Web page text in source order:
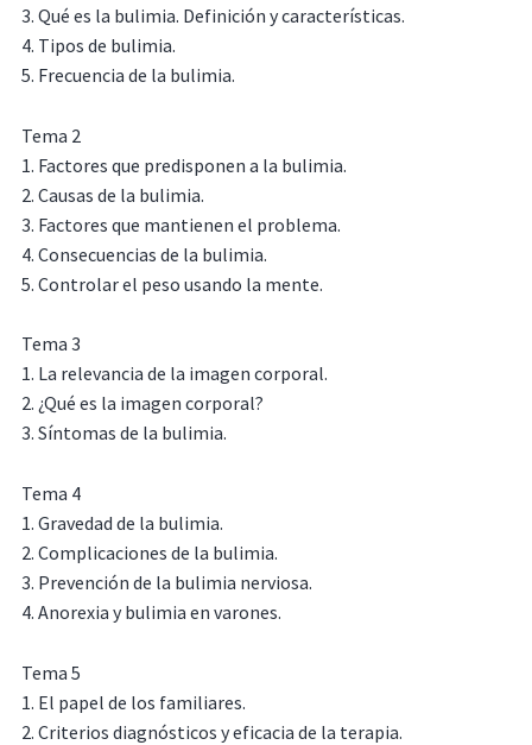
3. Qué es la bulimia. Definición y características.
4. Tipos de bulimia.
5. Frecuencia de la bulimia.
Tema 2
1. Factores que predisponen a la bulimia.
2. Causas de la bulimia.
3. Factores que mantienen el problema.
4. Consecuencias de la bulimia.
5. Controlar el peso usando la mente.
Tema 3
1. La relevancia de la imagen corporal.
2. ¿Qué es la imagen corporal?
3. Síntomas de la bulimia.
Tema 4
1. Gravedad de la bulimia.
2. Complicaciones de la bulimia.
3. Prevención de la bulimia nerviosa.
4. Anorexia y bulimia en varones.
Tema 5
1. El papel de los familiares.
2. Criterios diagnósticos y eficacia de la terapia.